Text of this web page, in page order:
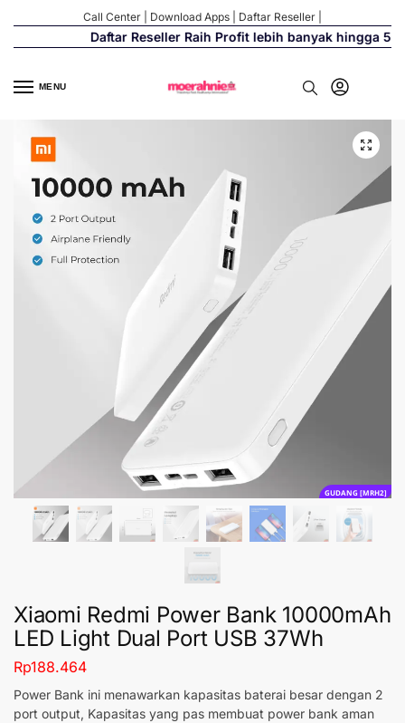
Call Center Download Apps Daftar Reseller
Daftar Reseller Raih Profit lebih banyak hingga 500%
MENU
GUDANG [MRH2]
Xiaomi Redmi Power Bank 10000mAh
LED Light Dual Port USB 37Wh
Rp188.464
Power Bank ini menawarkan kapasitas baterai besar dengan 2
port output, Kapasitas yang pas membuat power bank aman